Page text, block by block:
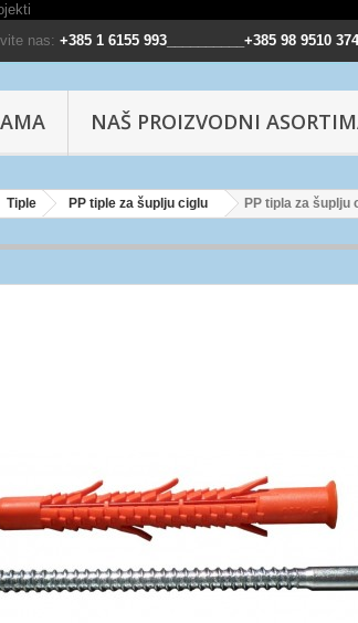
nas: +385 1 6155 993__________+385 98 9510
NAŠ PROIZVODNI
Tiple PP tiple za šuplju ciglu PP tipla za šuplju